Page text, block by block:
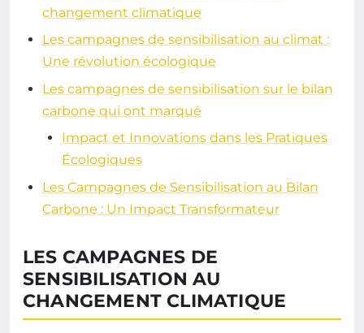
changement climatique
Les campagnes de sensibilisation au climat :
Une révolution écologique
Les campagnes de sensibilisation sur le bilan
carbone qui ont marqué
Impact et Innovations dans les Pratiques
Écologiques
Les Campagnes de Sensibilisation au Bilan
Carbone : Un Impact Transformateur
LES CAMPAGNES DE
SENSIBILISATION AU
CHANGEMENT CLIMATIQUE